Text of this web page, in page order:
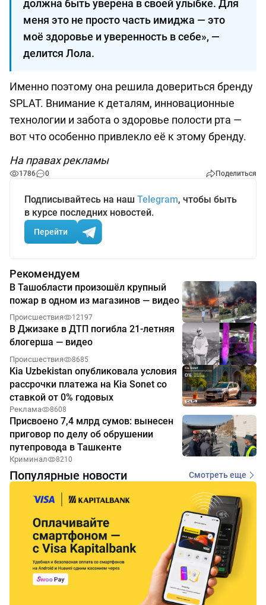
должна быть уверена в своей улыбке. Для
меня это не просто часть имиджа — это
моё здоровье и уверенность в себе», —
делится Лола.
Именно поэтому она решила довериться бренду
SPLAT. Внимание к деталям, инновационные
технологии и забота о здоровье полости рта —
вот что особенно привлекло её к этому бренду.
На правах рекламы
1786 0 Поделиться
Подписывайтесь на наш Telegram, чтобы быть
в курсе последних новостей.
Перейти
Рекомендуем
В Ташобласти произошёл крупный
пожар в одном из магазинов — видео
Происшествия 12197
В Джизаке в ДТП погибла 21-летняя
блогерша — видео
Происшествия 8685
Kia Uzbekistan опубликовала условия
рассрочки платежа на Kia Sonet со
ставкой от 0% годовых
Реклама 8608
Присвоено 7,4 млрд сумов: вынесен
приговор по делу об обрушении
путепровода в Ташкенте
Криминал 8210
Популярные новости Смотреть еще